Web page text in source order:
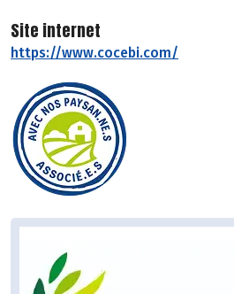
Site internet
https://www.cocebi.com/